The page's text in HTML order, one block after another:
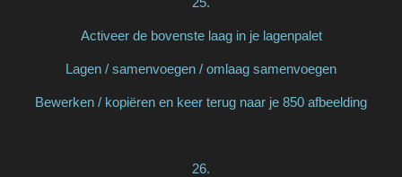
Activeer de bovenste laag in je lagenpalet
Lagen / samenvoegen / omlaag samenvoegen
Bewerken / kopiëren en keer terug naar je 850 afbeelding
26.